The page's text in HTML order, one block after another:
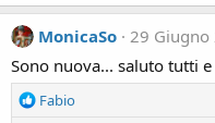
s
:
MonicaSo 29 Giugno
Sono nuova... saluto tutti
R
Fabio